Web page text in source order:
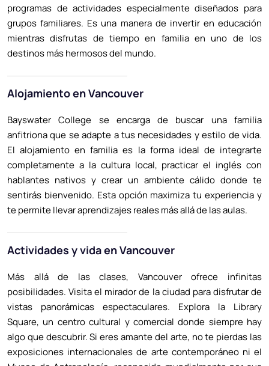
programas de actividades especialmente diseñados para
grupos familiares. Es una manera de invertir en educación
mientras disfrutas de tiempo en familia en uno de los
destinos más hermosos del mundo.
Alojamiento en Vancouver
Bayswater College se encarga de buscar una familia
anfitriona que se adapte a tus necesidades y estilo de vida.
El alojamiento en familia es la forma ideal de integrarte
completamente a la cultura local, practicar el inglés con
hablantes nativos y crear un ambiente cálido donde te
sentirás bienvenido. Esta opción maximiza tu experiencia y
te permite llevar aprendizajes reales más allá de las aulas.
Actividades y vida en Vancouver
Más allá de las clases, Vancouver ofrece infinitas
posibilidades. Visita el mirador de la ciudad para disfrutar de
vistas panorámicas espectaculares. Explora la Library
Square, un centro cultural y comercial donde siempre hay
algo que descubrir. Si eres amante del arte, no te pierdas las
exposiciones internacionales de arte contemporáneo ni el